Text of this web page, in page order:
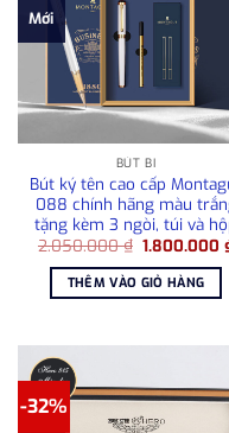
Mới
BÚT BI
Bút ký tên cao cấp
088 chính hãng màu
tặng kèm 3 ngòi, túi và
2.050.000₫ Giá
là:
2.050.000 ₫.
1.800.000
THÊM VÀO GIỎ HÀNG
-32%